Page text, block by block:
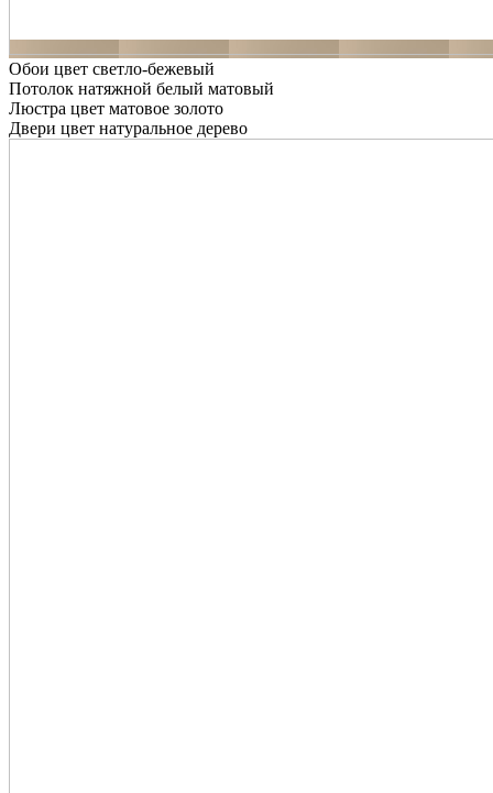
Обои цвет светло-бежевый
Потолок натяжной белый матовый
Люстра цвет матовое золото
Двери цвет натуральное дерево